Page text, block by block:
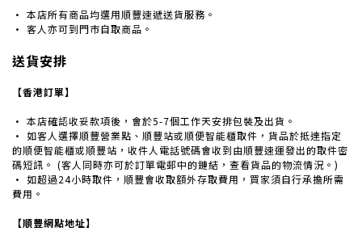
· 本店所有商品均選用順豐速遞送貨服務。
· 客人亦可到門市自取商品。
送貨安排
【香港訂單】
· 本店確認收妥款項後，會於5-7個工作天安排包裝及出貨。
· 如客人選擇順豐營業點、順豐站或順便智能櫃取件，貨品於抵達指定
的順便智能櫃或順豐站，收件人電話號碼會收到由順豐速運發出的取件密
碼短訊。 (客人同時亦可於訂單電郵中的鏈結，查看貨品的物流情況。)
· 如超過24小時取件，順豐會收取額外存取費用，買家須自行承擔所需
費用。
【順豐網點地址】